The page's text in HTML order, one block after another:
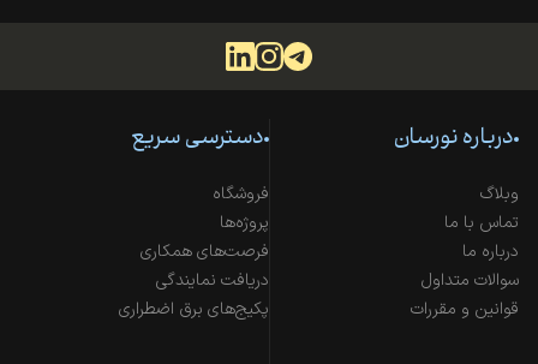
درباره نورسان
وبلاگ
تماس با ما
درباره ما
سوالات متداول
قوانین و مقررات
دسترسی سریع
فروشگاه
پروژه‌ها
فرصت‌های همکاری
دریافت نمایندگی
پکیج‌های برق اضطراری